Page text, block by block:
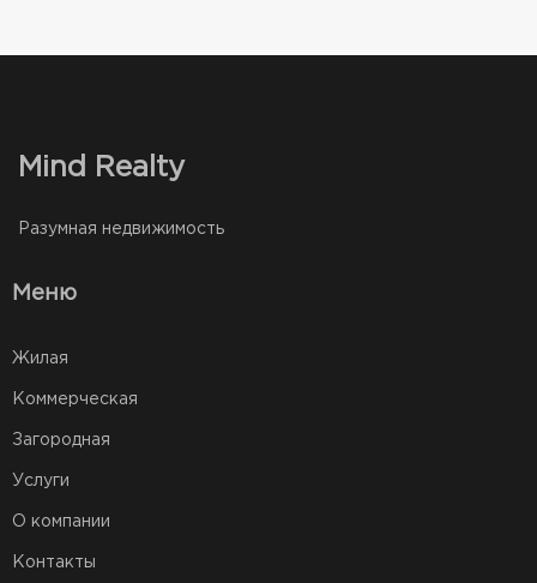
Mind Realty
Разумная недвижимость
Меню
Жилая
Коммерческая
Загородная
Услуги
О компании
Контакты